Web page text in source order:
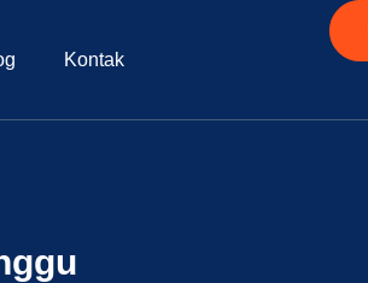
Kontak